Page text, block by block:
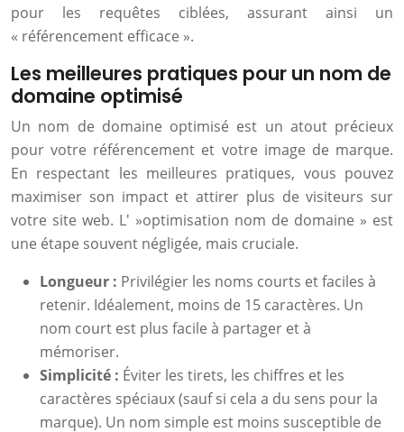
pour les requêtes ciblées, assurant ainsi un
« référencement efficace ».
Les meilleures pratiques pour un nom de
domaine optimisé
Un nom de domaine optimisé est un atout précieux
pour votre référencement et votre image de marque.
En respectant les meilleures pratiques, vous pouvez
maximiser son impact et attirer plus de visiteurs sur
votre site web. L' »optimisation nom de domaine » est
une étape souvent négligée, mais cruciale.
Longueur : Privilégier les noms courts et faciles à
retenir. Idéalement, moins de 15 caractères. Un
nom court est plus facile à partager et à
mémoriser.
Simplicité : Éviter les tirets, les chiffres et les
caractères spéciaux (sauf si cela a du sens pour la
marque). Un nom simple est moins susceptible de